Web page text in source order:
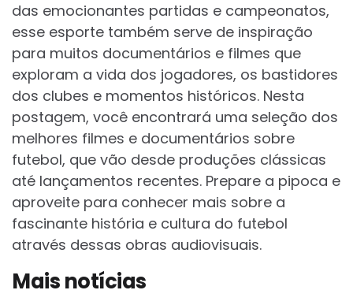
das emocionantes partidas e campeonatos,
esse esporte também serve de inspiração
para muitos documentários e filmes que
exploram a vida dos jogadores, os bastidores
dos clubes e momentos históricos. Nesta
postagem, você encontrará uma seleção dos
melhores filmes e documentários sobre
futebol, que vão desde produções clássicas
até lançamentos recentes. Prepare a pipoca e
aproveite para conhecer mais sobre a
fascinante história e cultura do futebol
através dessas obras audiovisuais.
Mais notícias